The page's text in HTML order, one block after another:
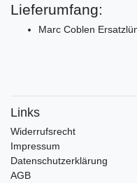
Lieferumfang:
Marc Coblen
Links
Widerrufs­recht
Impressum
Daten­schutz­erklärung
AGB